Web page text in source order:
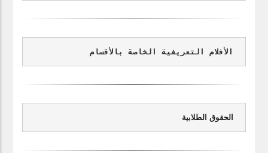
الأفلام التعريفية الخاصة بالأقسام
الحقوق الطلابية